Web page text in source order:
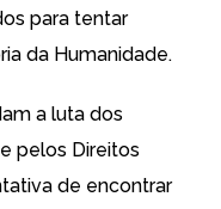
para tentar
da Humanidade.
a luta dos
pelos Direitos
de encontrar